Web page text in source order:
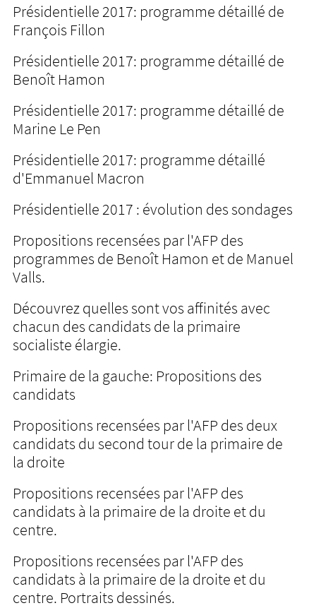
Présidentielle 2017: programme détaillé de
François Fillon
Présidentielle 2017: programme détaillé de
Benoît Hamon
Présidentielle 2017: programme détaillé de
Marine Le Pen
Présidentielle 2017: programme détaillé
d'Emmanuel Macron
Présidentielle 2017 : évolution des sondages
Propositions recensées par l'AFP des
programmes de Benoît Hamon et de Manuel
Valls.
Découvrez quelles sont vos affinités avec
chacun des candidats de la primaire
socialiste élargie.
Primaire de la gauche: Propositions des
candidats
Propositions recensées par l'AFP des deux
candidats du second tour de la primaire de
la droite
Propositions recensées par l'AFP des
candidats à la primaire de la droite et du
centre.
Propositions recensées par l'AFP des
candidats à la primaire de la droite et du
centre. Portraits dessinés.